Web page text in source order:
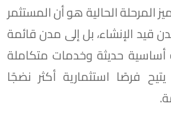
المرحلة الحالية هو أن المستثمر
قيد الإنشاء، بل إلى مدن قائمة
أساسية حديثة وخدمات متكاملة
فرصًا استثمارية أكثر نضجًا